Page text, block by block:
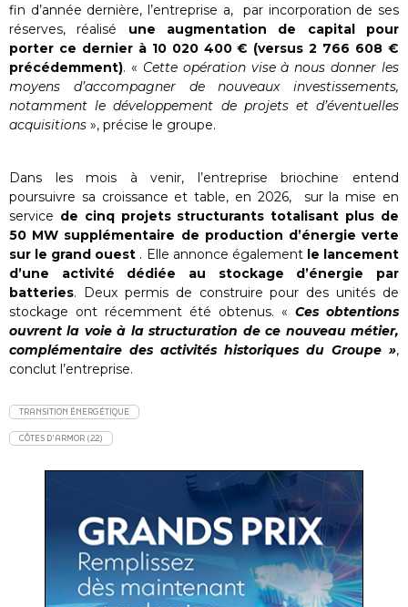
fin d’année dernière, l’entreprise a, par incorporation de ses
réserves, réalisé une augmentation de capital pour
porter ce dernier à 10 020 400 € (versus 2 766 608 €
précédemment). « Cette opération vise à nous donner les
moyens d’accompagner de nouveaux investissements,
notamment le développement de projets et d’éventuelles
acquisitions », précise le groupe.
Dans les mois à venir, l’entreprise briochine entend
poursuivre sa croissance et table, en 2026, sur la mise en
service de cinq projets structurants totalisant plus de
50 MW supplémentaire de production d’énergie verte
sur le grand ouest . Elle annonce également le lancement
d’une activité dédiée au stockage d’énergie par
batteries. Deux permis de construire pour des unités de
stockage ont récemment été obtenus. « Ces obtentions
ouvrent la voie à la structuration de ce nouveau métier,
complémentaire des activités historiques du Groupe »,
conclut l’entreprise.
TRANSITION ÉNERGÉTIQUE
CÔTES D'ARMOR (22)